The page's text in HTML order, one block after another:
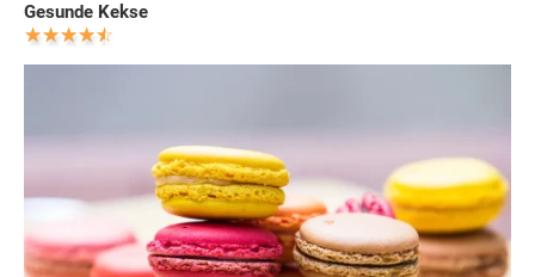
Gesunde Kekse